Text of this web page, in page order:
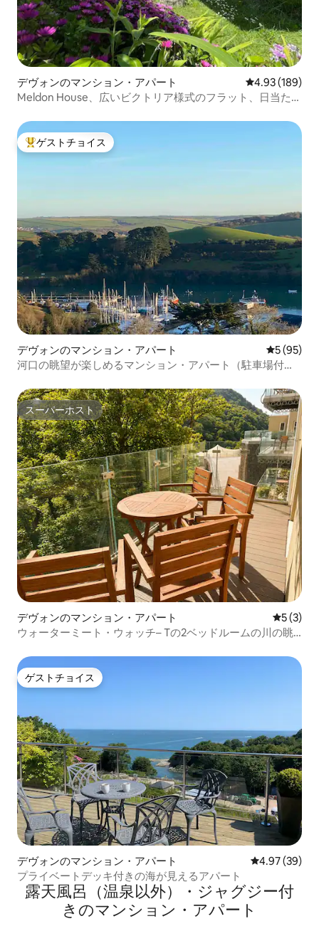
デヴォンのマンション・アパート レビュー189
4.93 (189)
Meldon House、広いビクトリア様式のフラット、日当たり
大好評のゲストチョイスです。
ゲストチョイス
デヴォンのマンション・アパート レビュー
5 (95)
河口の眺望が楽しめるマンション・アパート（駐車場付
スーパーホスト
スーパーホスト
デヴォンのマンション・アパート レビュー
5 (3)
ウォーターミート・ウォッチ– Tの2ベッドルームの川の眺
ゲストチョイス
ゲストチョイス
デヴォンのマンション・アパート レビュー39
4.97 (39)
プライベートデッキ付きの海が見えるアパート
露天風呂（温泉以外）・ジャグジー付
きのマンション・アパート